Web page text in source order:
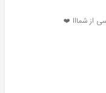
از شمااا ❤️